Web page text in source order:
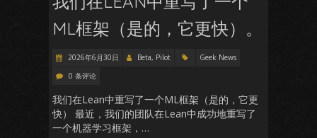
ML框架（是的，它更快）。
2026年6月30日 Beta, Pilot
Geek News
0 条评论
我们在Lean中重写了一个ML框架（是的，它更
快） 最近，我们的团队在Lean中成功地重写了
一个机器学习框架，…